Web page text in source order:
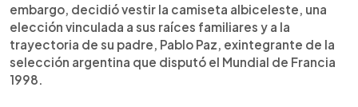
embargo, decidió vestir la camiseta albiceleste, una
elección vinculada a sus raíces familiares y a la
trayectoria de su padre, Pablo Paz, exintegrante de la
selección argentina que disputó el Mundial de Francia
1998.